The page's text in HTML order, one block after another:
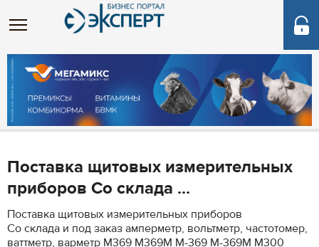
Поставка щитовых измерительных
приборов Со склада ...
Поставка щитовых измерительных приборов
Со склада и под заказ амперметр, вольтметр, частотомер,
ваттметр, варметр М369 М369М М-369 М-369М М300